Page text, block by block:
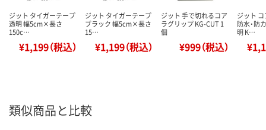
ジット タイガーテープ
透明 幅5cm×長さ
150c…
¥1,199（税込）
ジット タイガーテープ
ブラック 幅5cm×長さ
15…
¥1,199（税込）
ジット 手で切れるコア
ラグリップ KG-CUT 1
個
¥999（税込）
ジット
防水・防
明 K…
類似商品と比較